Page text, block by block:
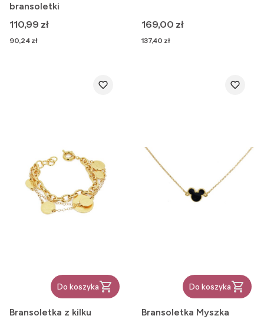
bransoletki
Cena
110,99 zł
Cena
90,24 zł
Cena
169,00 zł
Cena
137,40 zł
Do koszyka
Bransoletka z kilku
Do koszyka
Bransoletka Myszka